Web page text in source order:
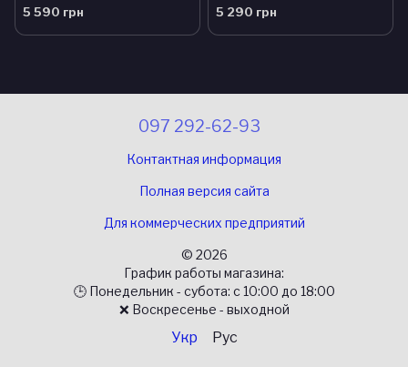
5 590 грн
5 290 грн
097 292-62-93
Контактная информация
Полная версия сайта
Для коммерческих предприятий
© 2026
График работы магазина:
🕒 Понедельник - субота: с 10:00 до 18:00
❌ Воскресенье - выходной
Укр Рус